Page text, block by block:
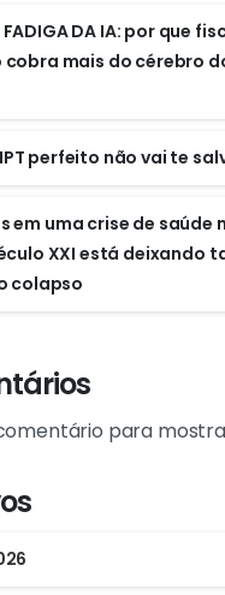
FADIGA DA IA: por que
cobra mais do cérebro
perfeito não vai te
em uma crise de saúde
XXI está deixando
colapso
para